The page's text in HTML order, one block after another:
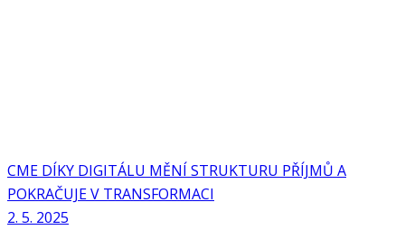
CME DÍKY DIGITÁLU MĚNÍ STRUKTURU PŘÍJMŮ A
POKRAČUJE V TRANSFORMACI
2. 5. 2025